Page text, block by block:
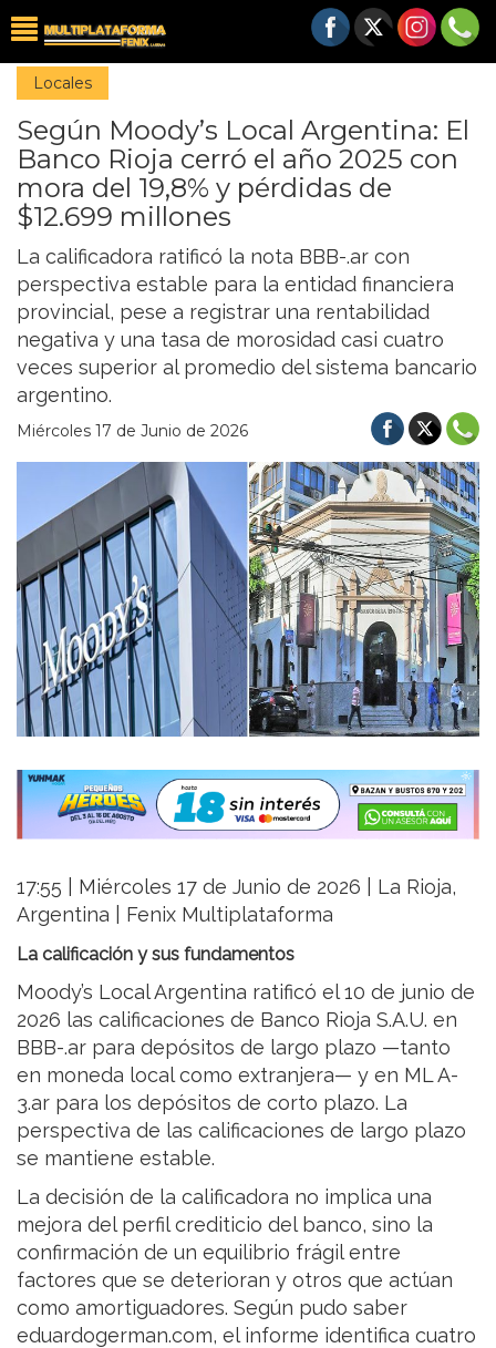
Locales
Según Moody’s Local Argentina: El
Banco Rioja cerró el año 2025 con
mora del 19,8% y pérdidas de
$12.699 millones
La calificadora ratificó la nota BBB-.ar con
perspectiva estable para la entidad financiera
provincial, pese a registrar una rentabilidad
negativa y una tasa de morosidad casi cuatro
veces superior al promedio del sistema bancario
argentino.
Miércoles 17 de Junio de 2026
17:55 | Miércoles 17 de Junio de 2026 | La Rioja,
Argentina | Fenix Multiplataforma
La calificación y sus fundamentos
Moody’s Local Argentina ratificó el 10 de junio de
2026 las calificaciones de Banco Rioja S.A.U. en
BBB-.ar para depósitos de largo plazo —tanto
en moneda local como extranjera— y en ML A-
3.ar para los depósitos de corto plazo. La
perspectiva de las calificaciones de largo plazo
se mantiene estable.
La decisión de la calificadora no implica una
mejora del perfil crediticio del banco, sino la
confirmación de un equilibrio frágil entre
factores que se deterioran y otros que actúan
como amortiguadores. Según pudo saber
eduardogerman.com, el informe identifica cuatro